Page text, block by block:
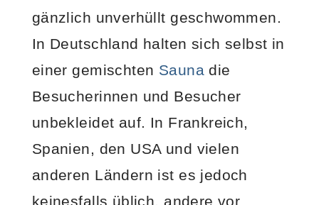
gänzlich unverhüllt geschwommen.
In Deutschland halten sich selbst in
einer gemischten Saunadie
Besucherinnen und Besucher
unbekleidet auf. In Frankreich,
Spanien, den USA und vielen
anderen Ländern ist es jedoch
keinesfalls üblich, andere vor